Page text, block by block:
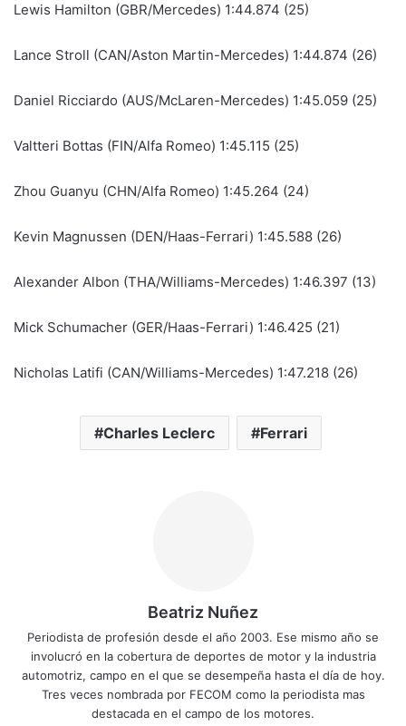
Lewis Hamilton (GBR/Mercedes) 1:44.874 (25)
Lance Stroll (CAN/Aston Martin-Mercedes) 1:44.874 (26)
Daniel Ricciardo (AUS/McLaren-Mercedes) 1:45.059 (25)
Valtteri Bottas (FIN/Alfa Romeo) 1:45.115 (25)
Zhou Guanyu (CHN/Alfa Romeo) 1:45.264 (24)
Kevin Magnussen (DEN/Haas-Ferrari) 1:45.588 (26)
Alexander Albon (THA/Williams-Mercedes) 1:46.397 (13)
Mick Schumacher (GER/Haas-Ferrari) 1:46.425 (21)
Nicholas Latifi (CAN/Williams-Mercedes) 1:47.218 (26)
Charles Leclerc Ferrari
Beatriz Nuñez
Periodista de profesión desde el año 2003. Ese mismo año se
involucró en la cobertura de deportes de motor y la industria
automotriz, campo en el que se desempeña hasta el día de hoy.
Tres veces nombrada por FECOM como la periodista mas
destacada en el campo de los motores.